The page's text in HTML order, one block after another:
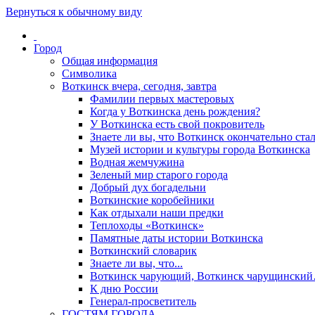
Вернуться к обычному виду
Город
Общая информация
Символика
Воткинск вчера, сегодня, завтра
Фамилии первых мастеровых
Когда у Воткинска день рождения?
У Воткинска есть свой покровитель
Знаете ли вы, что Воткинск окончательно
Музей истории и культуры города Воткинска
Водная жемчужина
Зеленый мир старого города
Добрый дух богадельни
Воткинские коробейники
Как отдыхали наши предки
Теплоходы «Воткинск»
Памятные даты истории Воткинска
Воткинский словарик
Знаете ли вы, что...
Воткинск чарующий, Воткинск
К дню России
Генерал-просветитель